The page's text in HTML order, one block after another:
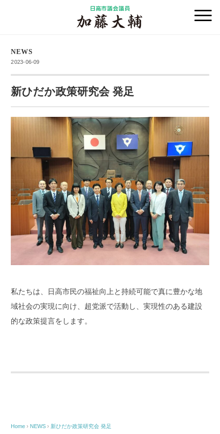
NEWS
2023-06-09
新ひだか政策研究会 発足
私たちは、日高市民の福祉向上と持続可能で真に豊かな地
域社会の実現に向け、超党派で活動し、実現性のある建設
的な政策提言をします。
Home › NEWS › 新ひだか政策研究会 発足